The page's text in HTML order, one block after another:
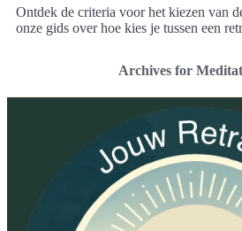
Ontdek de criteria voor het kiezen van
onze gids over hoe kies je tussen een
Archives for